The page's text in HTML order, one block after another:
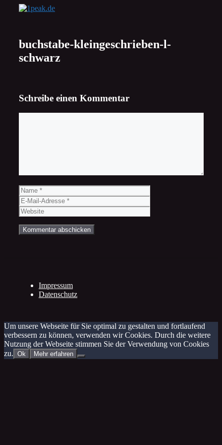
buchstabe-kleingeschrieben-l-
schwarz
Schreibe einen Kommentar
Name
Mail-
Adresse
Impressum
Datenschutz
Um unsere Webseite für Sie optimal zu gestalten und fortlaufend
verbessern zu können, verwenden wir Cookies. Durch die weitere
Nutzung der Webseite stimmen Sie der Verwendung von Cookies
zu. Ok Mehr erfahren